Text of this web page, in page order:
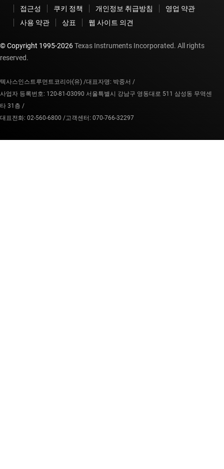
접근성 쿠키 정책 개인정보 취급방침
영업 약관
사용 약관
상표 웹 사이트 의견
© Copyright 1995-2026Texas Instruments Incorporated. All rights
reserved.
텍사스인스트루먼트코리아(유) /대표자명: 박중서 /
사업자 등록번호: 120-81-03090 서울특별시 강남구 영동대로 511 삼성동 무역센
타 31층 /
대표전화: 02-560-6800 /고객센터: 070-766-32297